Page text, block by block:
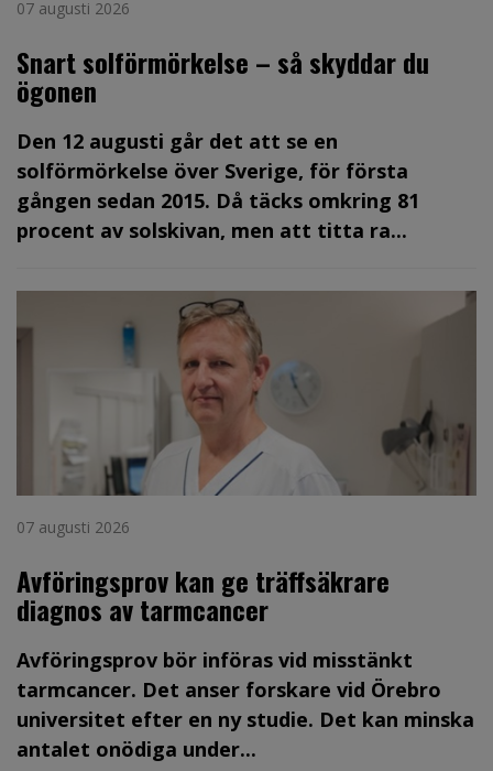
07 augusti 2026
Snart solförmörkelse – så skyddar du
ögonen
Den 12 augusti går det att se en
solförmörkelse över Sverige, för första
gången sedan 2015. Då täcks omkring 81
procent av solskivan, men att titta ra...
07 augusti 2026
Avföringsprov kan ge träffsäkrare
diagnos av tarmcancer
Avföringsprov bör införas vid misstänkt
tarmcancer. Det anser forskare vid Örebro
universitet efter en ny studie. Det kan minska
antalet onödiga under...